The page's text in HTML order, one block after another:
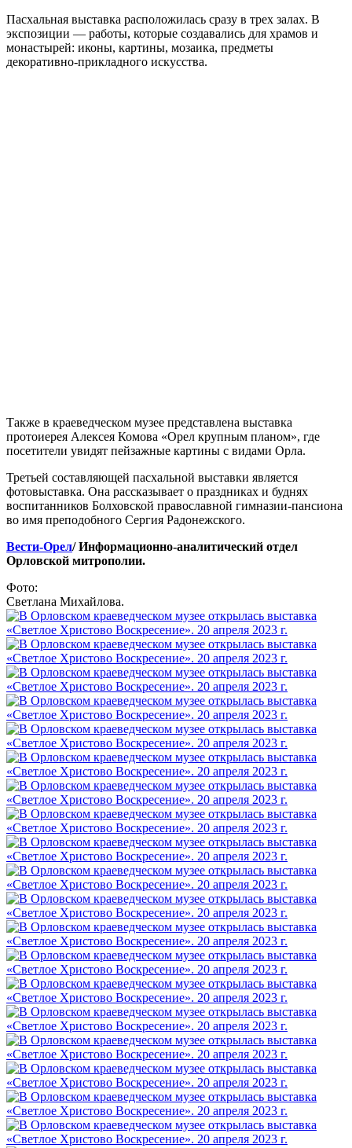
Пасхальная выставка расположилась сразу в трех залах. В
экспозиции — работы, которые создавались для храмов и
монастырей: иконы, картины, мозаика, предметы
декоративно-прикладного искусства.
Также в краеведческом музее представлена выставка
протоиерея Алексея Комова «Орел крупным планом», где
посетители увидят пейзажные картины с видами Орла.
Третьей составляющей пасхальной выставки является
фотовыставка. Она рассказывает о праздниках и буднях
воспитанников Болховской православной гимназии-пансиона
во имя преподобного Сергия Радонежского.
Вести-Орел/ Информационно-аналитический отдел
Орловской митрополии.
Фото:
Светлана Михайлова.